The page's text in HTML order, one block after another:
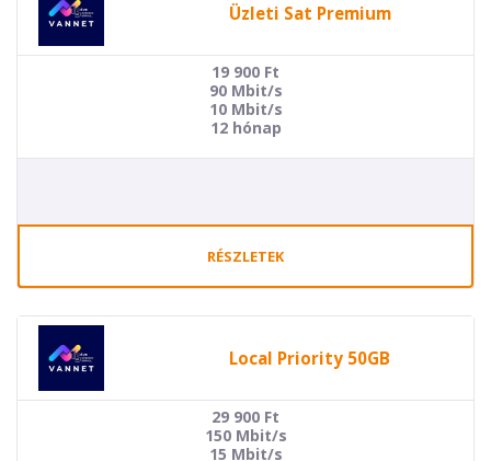
Üzleti Sat Premium
19 900 Ft
90 Mbit/s
10 Mbit/s
12 hónap
RÉSZLETEK
Local Priority 50GB
29 900 Ft
150 Mbit/s
15 Mbit/s